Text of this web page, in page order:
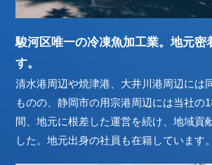
駿河区唯一の冷凍魚加工業。地元密
す。
清水港周辺や焼津港、大井川港周辺には
ものの、静岡市の用宗港周辺には当社の
間、地元に根差した運営を続け、地域貢
した。地元出身の社員も在籍しています。